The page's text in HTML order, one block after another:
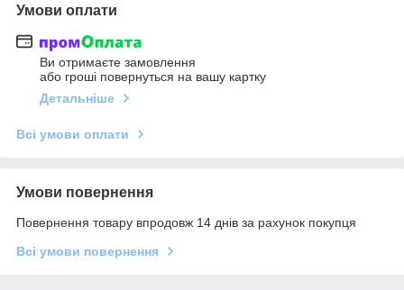
Умови оплати
Ви отримаєте замовлення
або гроші повернуться на вашу картку
Детальніше
Всі умови оплати
Умови повернення
Повернення товару впродовж 14 днів за рахунок покупця
Всі умови повернення